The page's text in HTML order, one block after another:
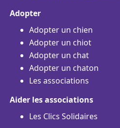
Adopter
Adopter un chien
Adopter un chiot
Adopter un chat
Adopter un chaton
Les associations
Aider les associations
Les Clics Solidaires